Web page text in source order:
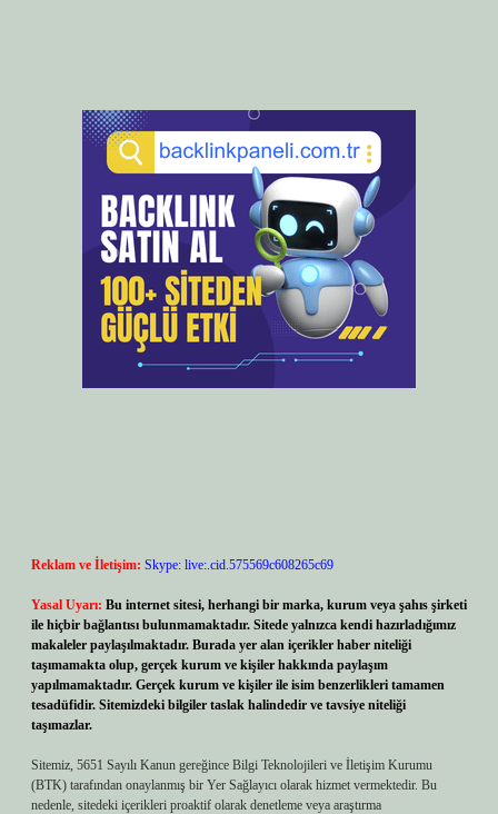
Reklam ve İletişim: Skype: live:.cid.575569c608265c69
Yasal Uyarı: Bu internet sitesi, herhangi bir marka, kurum veya şahıs şirketi
ile hiçbir bağlantısı bulunmamaktadır. Sitede yalnızca kendi hazırladığımız
makaleler paylaşılmaktadır. Burada yer alan içerikler haber niteliği
taşımamakta olup, gerçek kurum ve kişiler hakkında paylaşım
yapılmamaktadır. Gerçek kurum ve kişiler ile isim benzerlikleri tamamen
tesadüfidir. Sitemizdeki bilgiler taslak halindedir ve tavsiye niteliği
taşımazlar.
Sitemiz, 5651 Sayılı Kanun gereğince Bilgi Teknolojileri ve İletişim Kurumu
(BTK) tarafından onaylanmış bir Yer Sağlayıcı olarak hizmet vermektedir. Bu
nedenle, sitedeki içerikleri proaktif olarak denetleme veya araştırma